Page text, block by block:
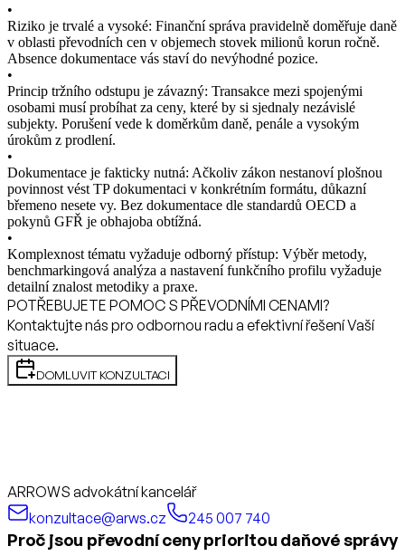
•
Riziko je trvalé a vysoké: Finanční správa pravidelně doměřuje daně
v oblasti převodních cen v objemech stovek milionů korun ročně.
Absence dokumentace vás staví do nevýhodné pozice.
•
Princip tržního odstupu je závazný: Transakce mezi spojenými
osobami musí probíhat za ceny, které by si sjednaly nezávislé
subjekty. Porušení vede k doměrkům daně, penále a vysokým
úrokům z prodlení.
•
Dokumentace je fakticky nutná: Ačkoliv zákon nestanoví plošnou
povinnost vést TP dokumentaci v konkrétním formátu, důkazní
břemeno nesete vy. Bez dokumentace dle standardů OECD a
pokynů GFŘ je obhajoba obtížná.
•
Komplexnost tématu vyžaduje odborný přístup: Výběr metody,
benchmarkingová analýza a nastavení funkčního profilu vyžaduje
detailní znalost metodiky a praxe.
POTŘEBUJETE POMOC S PŘEVODNÍMI CENAMI?
Kontaktujte nás pro odbornou radu a efektivní řešení Vaší
situace.
DOMLUVIT KONZULTACI
ARROWS advokátní kancelář
konzultace@arws.cz
245 007 740
Proč jsou převodní ceny prioritou daňové správy